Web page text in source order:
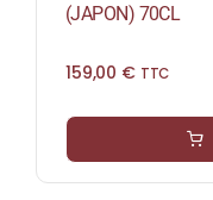
(JAPON) 70CL
159,00 € TTC